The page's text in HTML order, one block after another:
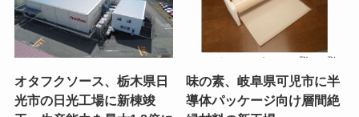
オタフクソース、栃木県日
光市の日光工場に新棟竣
味の素、岐阜県可児市に半
導体パッケージ向け層間絶